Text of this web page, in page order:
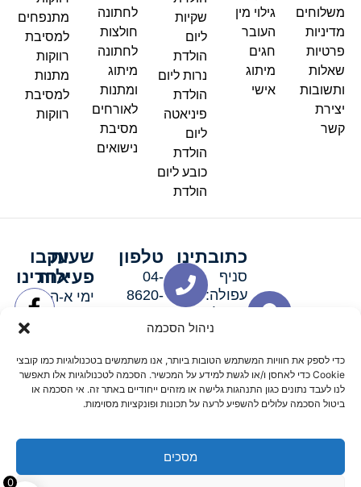
ניהול הסכמה
כדי לספק את חוויות המשתמש הטובות ביותר, אנו משתמשים בטכנולוגיות כמו קובצי
Cookie כדי לאחסן ו/או לגשת למידע על המכשיר. הסכמה לטכנולוגיות אלו תאפשר
לנו לעבד נתונים כגון התנהגות גלישה או מזהים ייחודיים באתר זה. אי הסכמה או
ביטול הסכמה עלולים להשפיע לרעה על תכונות ופונקציות מסוימות.
מסכים
0
משלוחים
מדיניות
פרטיות
שאלות
ותשובות
יצירת
קשר
גילוי מין
העובר
חגים
מיתוג
אישי
שקיות
ליום
הולדת
נרות ליום
הולדת
פיניאטה
ליום
הולדת
כובע ליום
הולדת
לחתונה
חולצות
לחתונה
מיתוג
ומתנות
לאורחים
מסיבת
נישואים
מתנפחים
למסיבת
רווקות
מתנות
למסיבת
רווקות
כתובתינו
סניף
עפולה:
סניף מגדל
האלה 19
טלפון
04-
8620-
שעות
פעילות
ימי א-ה:
ימי שישי
וערבי חג:
8:30-
15:00
עקבו
אחרינו